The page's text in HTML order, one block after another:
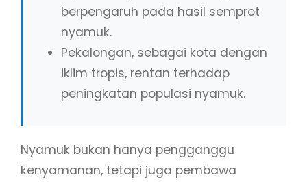
berpengaruh pada hasil semprot
nyamuk.
Pekalongan, sebagai kota dengan
iklim tropis, rentan terhadap
peningkatan populasi nyamuk.
Nyamuk bukan hanya pengganggu
kenyamanan, tetapi juga pembawa